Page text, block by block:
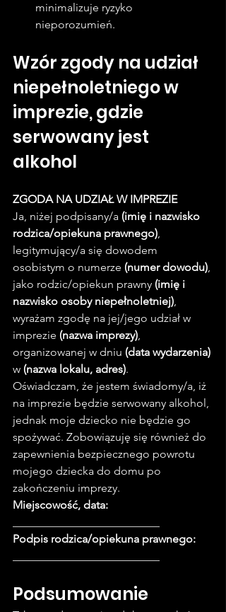
minimalizuje ryzyko
nieporozumień.
Wzór zgody na udział
niepełnoletniego w
imprezie, gdzie
serwowany jest
alkohol
ZGODA NA UDZIAŁ W IMPREZIE
Ja, niżej podpisany/a (imię i nazwisko
rodzica/opiekuna prawnego),
legitymujący/a się dowodem
osobistym o numerze (numer dowodu),
jako rodzic/opiekun prawny (imię i
nazwisko osoby niepełnoletniej),
wyrażam zgodę na jej/jego udział w
imprezie (nazwa imprezy),
organizowanej w dniu (data wydarzenia)
w (nazwa lokalu, adres).
Oświadczam, że jestem świadomy/a, iż
na imprezie będzie serwowany alkohol,
jednak moje dziecko nie będzie go
spożywać. Zobowiązuję się również do
zapewnienia bezpiecznego powrotu
mojego dziecka do domu po
zakończeniu imprezy.
Miejscowość, data:
Podpis rodzica/opiekuna prawnego:
Podsumowanie